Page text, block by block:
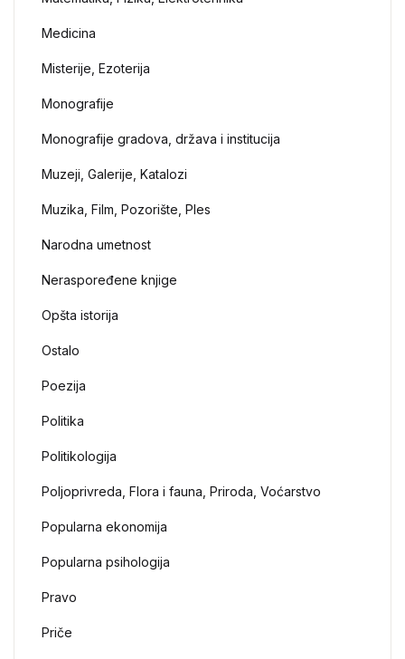
Medicina
Misterije, Ezoterija
Monografije
Monografije gradova, država i institucija
Muzeji, Galerije, Katalozi
Muzika, Film, Pozorište, Ples
Narodna umetnost
Neraspoređene knjige
Opšta istorija
Ostalo
Poezija
Politika
Politikologija
Poljoprivreda, Flora i fauna, Priroda, Voćarstvo
Popularna ekonomija
Popularna psihologija
Pravo
Priče